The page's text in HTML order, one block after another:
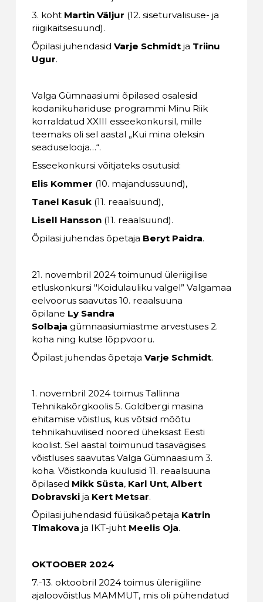
3. koht Martin Väljur (12. siseturvalisuse- ja
riigikaitsesuund).
Õpilasi juhendasid Varje Schmidtja Triinu
Ugur.
Valga Gümnaasiumi õpilased osalesid
kodanikuhariduse programmi Minu Riik
korraldatud XXIII esseekonkursil, mille
teemaks oli sel aastal „Kui mina oleksin
seaduselooja…“.
Esseekonkursi võitjateks osutusid:
Elis Kommer (10. majandussuund),
Tanel Kasuk(11. reaalsuund),
Lisell Hansson(11. reaalsuund).
Õpilasi juhendas õpetaja Beryt Paidra.
21. novembril 2024 toimunud üleriigilise
etluskonkursi "Koidulauliku valgel” Valgamaa
eelvoorus saavutas 10. reaalsuuna
õpilane Ly Sandra
Solbaja gümnaasiumiastme arvestuses 2.
koha ning kutse lõppvooru.
Õpilast juhendas õpetaja Varje Schmidt.
1. novembril 2024 toimus Tallinna
Tehnikakõrgkoolis 5. Goldbergi masina
ehitamise võistlus, kus võtsid mõõtu
tehnikahuvilised noored üheksast Eesti
koolist. Sel aastal toimunud tasavägises
võistluses saavutas Valga Gümnaasium 3.
koha. Võistkonda kuulusid 11. reaalsuuna
õpilased Mikk Süsta, Karl Unt, Albert
Dobravskija Kert Metsar.
Õpilasi juhendasid füüsikaõpetaja Katrin
Timakova ja IKT-juht Meelis Oja.
OKTOOBER 2024
7.-13. oktoobril 2024 toimus üleriigiline
ajaloovõistlus MAMMUT, mis oli pühendatud